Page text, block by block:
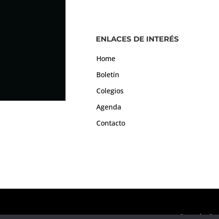
ENLACES DE INTERÉS
Home
Boletín
Colegios
Agenda
Contacto
Consejo